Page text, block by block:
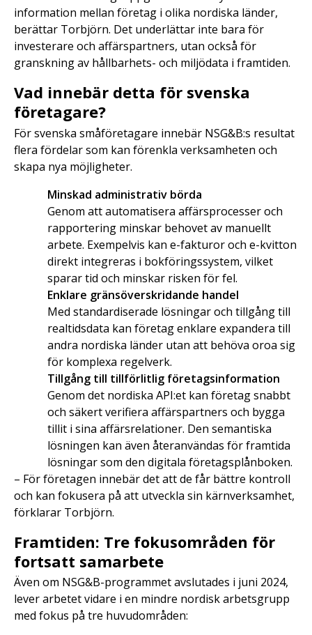
information mellan företag i olika nordiska länder,
berättar Torbjörn. Det underlättar inte bara för
investerare och affärspartners, utan också för
granskning av hållbarhets- och miljödata i framtiden.
Vad innebär detta för svenska
företagare?
För svenska småföretagare innebär NSG&B:s resultat
flera fördelar som kan förenkla verksamheten och
skapa nya möjligheter.
Minskad administrativ börda
Genom att automatisera affärsprocesser och
rapportering minskar behovet av manuellt
arbete. Exempelvis kan e-fakturor och e-kvitton
direkt integreras i bokföringssystem, vilket
sparar tid och minskar risken för fel.
Enklare gränsöverskridande handel
Med standardiserade lösningar och tillgång till
realtidsdata kan företag enklare expandera till
andra nordiska länder utan att behöva oroa sig
för komplexa regelverk.
Tillgång till tillförlitlig företagsinformation
Genom det nordiska API:et kan företag snabbt
och säkert verifiera affärspartners och bygga
tillit i sina affärsrelationer. Den semantiska
lösningen kan även återanvändas för framtida
lösningar som den digitala företagsplånboken.
– För företagen innebär det att de får bättre kontroll
och kan fokusera på att utveckla sin kärnverksamhet,
förklarar Torbjörn.
Framtiden: Tre fokusområden för
fortsatt samarbete
Även om NSG&B-programmet avslutades i juni 2024,
lever arbetet vidare i en mindre nordisk arbetsgrupp
med fokus på tre huvudområden: